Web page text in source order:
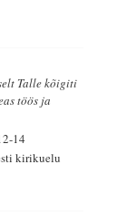
Talle kõigiti
töös ja
14
kirikuelu